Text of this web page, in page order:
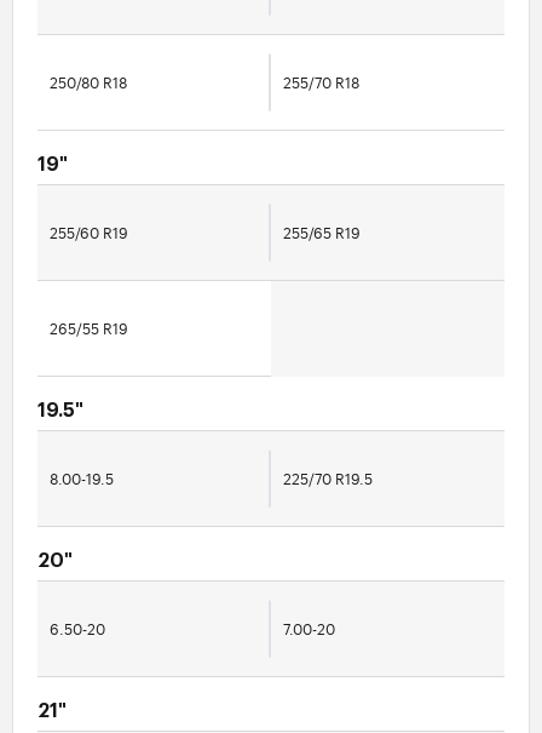
250/80 R18 255/70 R18
19"
255/60 R19 255/65 R19
265/55 R19
19.5"
8.00-19.5 225/70 R19.5
20"
6.50-20 7.00-20
21"